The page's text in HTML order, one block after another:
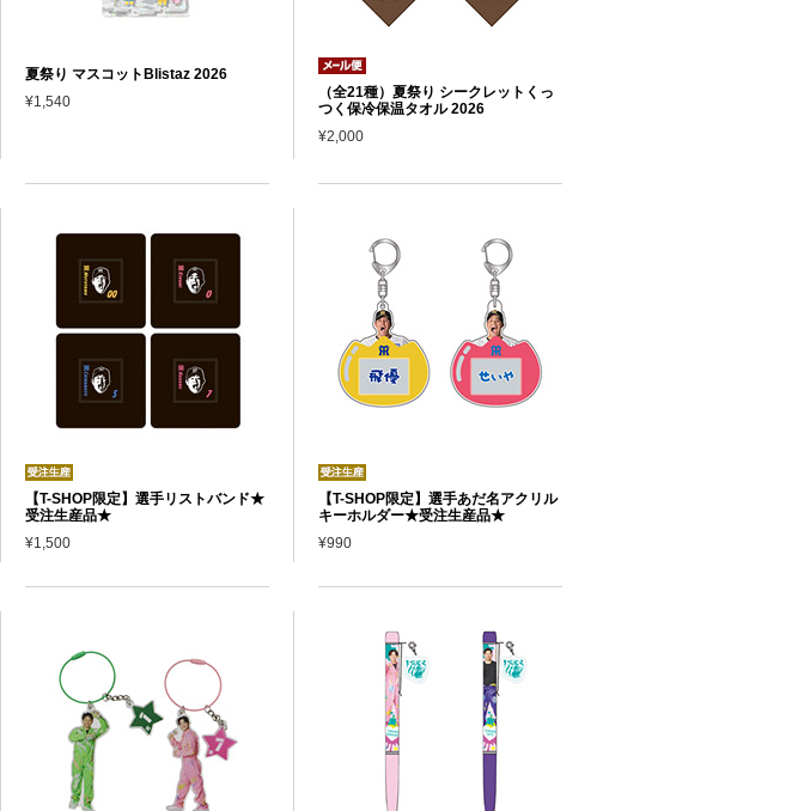
夏祭り マスコットBlistaz 2026
¥1,540
（全21種）夏祭り シークレットくっ
つく保冷保温タオル 2026
¥2,000
【T-SHOP限定】選手リストバンド★
受注生産品★
¥1,500
【T-SHOP限定】選手あだ名アクリル
キーホルダー★受注生産品★
¥990